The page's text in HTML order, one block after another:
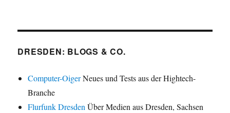
DRESDEN: BLOGS & CO.
Computer-OigerNeues und Tests aus der Hightech-
Branche
Flurfunk Dresden Über Medien aus Dresden, Sachsen